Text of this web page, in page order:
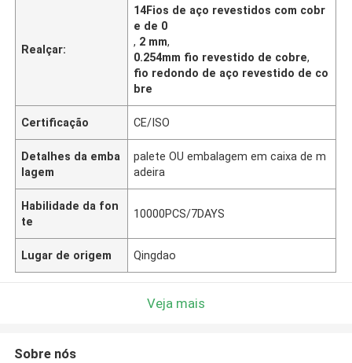
Realçar:
14Fios de aço revestidos com cobr
e de 0
, 2 mm,
0.254mm fio revestido de cobre,
fio redondo de aço revestido de co
bre
Certificação CE/ISO
Detalhes da emba
lagem
palete OU embalagem em caixa de m
adeira
Habilidade da fon
te
10000PCS/7DAYS
Lugar de origem Qingdao
Veja mais
Sobre nós